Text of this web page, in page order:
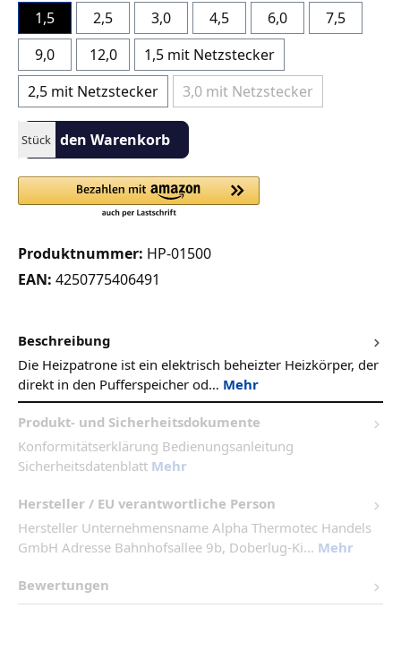
1,5 2,5 3,0 4,5 6,0
7,5
9,0
12,0
1,5 mit Netzstecker
2,5 mit Netzstecker
3,0 mit Netzstecker(Diese Option ist zurzeit nicht
Produkt Anzahl: Gib den gewünschten Wert ein oder benutze
StückIn den Warenkorb
Produktnummer: HP-01500
EAN: 4250775406491
Beschreibung
Die Heizpatrone ist ein elektrisch beheizter Heizkörper, der
direkt in den Pufferspeicher od… Mehr
Produkt- und Sicherheitsdokumente
Konformitätserklärung Bedienungsanleitung
Sicherheitsdatenblatt Mehr
Hersteller / EU verantwortliche Person
Hersteller Unternehmensname Alpha Thermotec Handels
GmbH Adresse Bahnhofsallee 9b, Doberlug-Ki... Mehr
Bewertungen